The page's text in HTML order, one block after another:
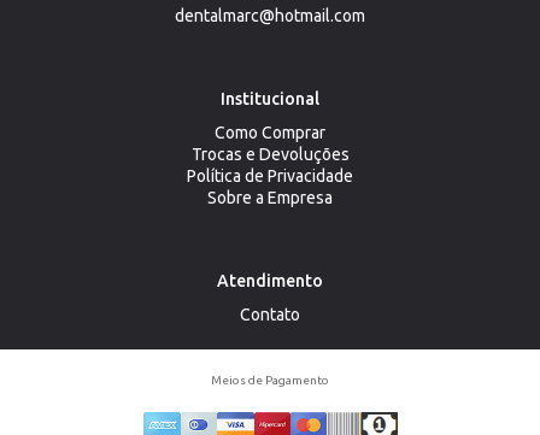
dentalmarc@hotmail.com
Institucional
Como Comprar
Trocas e Devoluções
Política de Privacidade
Sobre a Empresa
Atendimento
Contato
Meios de Pagamento